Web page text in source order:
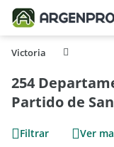
Victoria
254
Partido de
Filtrar Ver